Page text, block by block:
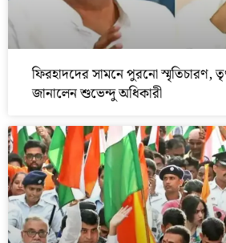
ফিরহাদদের সামনে পুরনো স্মৃতিচারণ,
জানালেন শুভেন্দু অধিকারী